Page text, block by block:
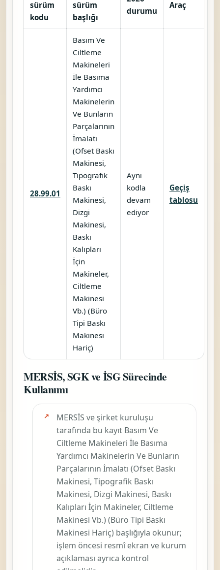
NACE 281109 — Deniz
Taşıtlarında, Demir Yolu
Taşıtlarında Ve Sanayide
Kullanılan Kıvılcım Ateşlemeli
Veya Sıkıştırma Ateşlemeli İçten
Yanmalı Motorların Ve Bunların
Parçalarının İmalatı (Hava Taşıtı,
Motorlu Kara Taşıtı Ve Motosiklet
Motorları Hariç)
NACE 281110 — İçten Yanmalı
Motorlar, Dizel Motorlar Vb.de
Kullanılan Pistonlar, Silindirler
Ve Silindir Blokları, Silindir
Başları, Silindir Gömlekleri,
Emme Ve Egzos Subapları,
Segmanlar, Hareket Kolları,
Karbüratörler, Yakıt Memeleri
Vb.nin İmalatı (Hava Taşıtı,
Motorlu Kara Taşıtı Ve Motosiklet
Motorları Hariç)
Benzer ve Komşu Kodlarla
Karşılaştırma
Resmî başlık
Cam Ve Cam
Bu sayfadaki
makineleri ile
basıma
bunların
parçalarının
imalatı (ofset
baskı makinesi,
tipografik baskı
makinesi, dizgi
makinesi, baskı
kalıpları için
makineler,